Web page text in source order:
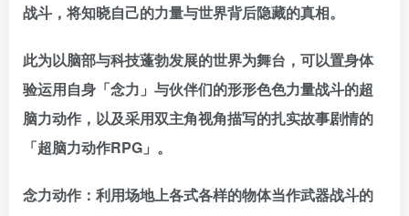
战斗，将知晓自己的力量与世界背后隐藏的真相。
此为以脑部与科技蓬勃发展的世界为舞台，可以置身体
验运用自身「念力」与伙伴们的形形色色力量战斗的超
脑力动作，以及采用双主角视角描写的扎实故事剧情的
「超脑力动作RPG」。
念力动作：利用场地上各式各样的物体当作武器战斗的